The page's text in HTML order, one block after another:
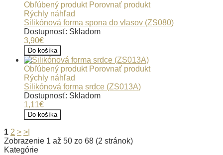
Obľúbený produkt Porovnať produkt
Rýchly náhľad
Silikónová forma spona do vlasov (ZS080)
Dostupnosť: Skladom
3,90€
Do košíka
Obľúbený produkt Porovnať produkt
Rýchly náhľad
Silikónová forma srdce (ZS013A)
Dostupnosť: Skladom
1,11€
Do košíka
1 2 > >|
Zobrazenie 1 až 50 zo 68 (2 stránok)
Kategórie